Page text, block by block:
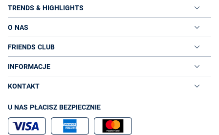
TRENDS & HIGHLIGHTS
O NAS
FRIENDS CLUB
INFORMACJE
KONTAKT
U NAS PŁACISZ BEZPIECZNIE